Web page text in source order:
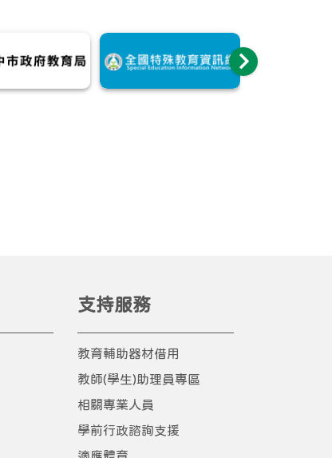
輪
支持服務
教育輔助器材借用
教師(學生)助理員專區
相關專業人員
學前行政諮詢支援